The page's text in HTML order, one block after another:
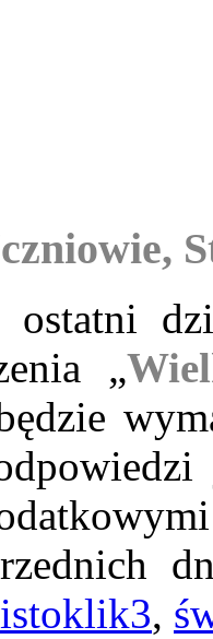
ostatni
„
,